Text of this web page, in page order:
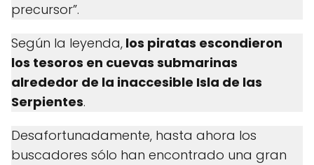
precursor”.
Según la leyenda, los piratas escondieron
los tesoros en cuevas submarinas
alrededor de la inaccesible Isla de las
Serpientes.
Desafortunadamente, hasta ahora los
buscadores sólo han encontrado una gran